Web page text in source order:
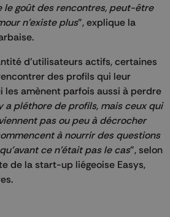
goût des rencontres, peut-être
n'existe plus", explique la
d’utilisateurs actifs, certaines
des profils qui leur
les amènent parfois aussi à perdre
a pléthore de profils, mais ceux qui
pas ou peu à décrocher
à nourrir des questions
ce n'était pas le cas", selon
de la start-up liégeoise Easys,